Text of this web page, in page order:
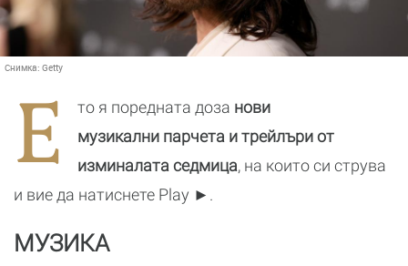
Снимка: Getty
Е то я поредната доза нови
музикални парчета и трейлъри от
изминалата седмица, на които си струва
и вие да натиснете Play ►.
МУЗИКА